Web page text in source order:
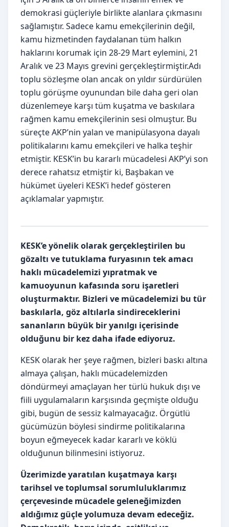
demokrasi güçleriyle birlikte alanlara çıkmasını
sağlamıştır. Sadece kamu emekçilerinin değil,
kamu hizmetinden faydalanan tüm halkın
haklarını korumak için 28-29 Mart eylemini, 21
Aralık ve 23 Mayıs grevini gerçekleştirmiştir.Adı
toplu sözleşme olan ancak on yıldır sürdürülen
toplu görüşme oyunundan bile daha geri olan
düzenlemeye karşı tüm kuşatma ve baskılara
rağmen kamu emekçilerinin sesi olmuştur. Bu
süreçte AKP’nin yalan ve manipülasyona dayalı
politikalarını kamu emekçileri ve halka teşhir
etmiştir. KESK’in bu kararlı mücadelesi AKP’yi son
derece rahatsız etmiştir ki, Başbakan ve
hükümet üyeleri KESK’i hedef gösteren
açıklamalar yapmıştır.
KESK’e yönelik olarak gerçekleştirilen bu
gözaltı ve tutuklama furyasının tek amacı
haklı mücadelemizi yıpratmak ve
kamuoyunun kafasında soru işaretleri
oluşturmaktır. Bizleri ve mücadelemizi bu tür
baskılarla, göz altılarla sindireceklerini
sananların büyük bir yanılgı içerisinde
olduğunu bir kez daha ifade ediyoruz.
KESK olarak her şeye rağmen, bizleri baskı altına
almaya çalışan, haklı mücadelemizden
döndürmeyi amaçlayan her türlü hukuk dışı ve
fiili uygulamaların karşısında geçmişte olduğu
gibi, bugün de sessiz kalmayacağız. Örgütlü
gücümüzün böylesi sindirme politikalarına
boyun eğmeyecek kadar kararlı ve köklü
olduğunun bilinmesini istiyoruz.
Üzerimizde yaratılan kuşatmaya karşı
tarihsel ve toplumsal sorumluluklarımız
çerçevesinde mücadele geleneğimizden
aldığımız güçle yolumuza devam edeceğiz.